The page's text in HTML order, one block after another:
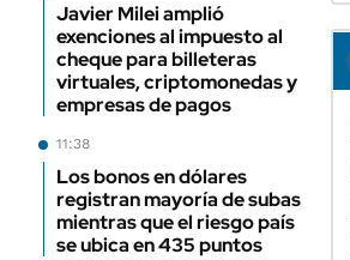
Javier Milei amplió
exenciones al impuesto al
cheque para billeteras
virtuales, criptomonedas y
empresas de pagos
11:38
Los bonos en dólares
registran mayoría de subas
mientras que el riesgo país
se ubica en 435 puntos